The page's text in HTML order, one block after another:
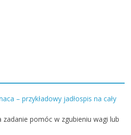
– przykładowy jadłospis na cały
zadanie pomóc w zgubieniu wagi lub